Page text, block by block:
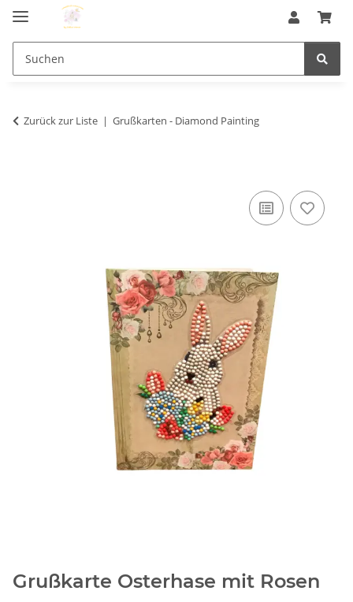
Zurück zur Liste Grußkarten - Diamond Painting
Grußkarte Osterhase mit Rosen